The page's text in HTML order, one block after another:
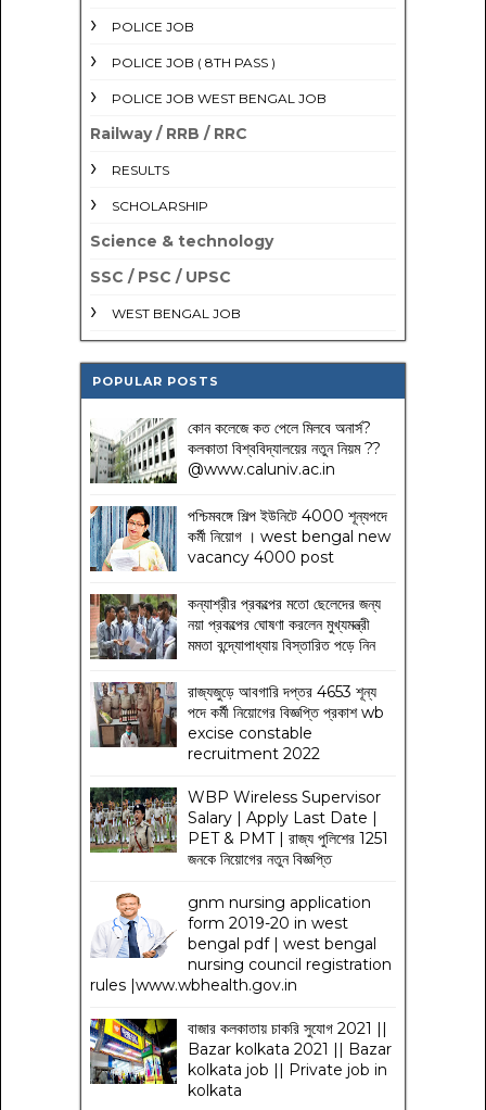
POLICE JOB
POLICE JOB ( 8TH PASS )
POLICE JOB WEST BENGAL JOB
Railway / RRB / RRC
RESULTS
SCHOLARSHIP
Science & technology
SSC / PSC / UPSC
WEST BENGAL JOB
POPULAR POSTS
কোন কলেজে কত পেলে মিলবে অনার্স?
কলকাতা বিশ্ববিদ্যালয়ের নতুন নিয়ম??
@www.caluniv.ac.in
পশ্চিমবঙ্গে শিল্প ইউনিটে 4000 শূন্যপদে
কর্মী নিয়োগ । west bengal new
vacancy 4000 post
কন্যাশ্রীর প্রকল্পের মতো ছেলেদের জন্য
নয়া প্রকল্পের ঘোষণা করলেন মুখ্যমন্ত্রী
মমতা বন্দ্যোপাধ্যায় বিস্তারিত পড়ে নিন
রাজ্যজুড়ে আবগারি দপ্তর 4653 শূন্য
পদে কর্মী নিয়োগের বিজ্ঞপ্তি প্রকাশ wb
excise constable
recruitment 2022
WBP Wireless Supervisor
Salary | Apply Last Date |
PET & PMT | রাজ্য পুলিশের 1251
জনকে নিয়োগের নতুন বিজ্ঞপ্তি
gnm nursing application
form 2019-20 in west
bengal pdf | west bengal
nursing council registration
rules |www.wbhealth.gov.in
বাজার কলকাতায় চাকরি সুযোগ 2021 ||
Bazar kolkata 2021 || Bazar
kolkata job || Private job in
kolkata